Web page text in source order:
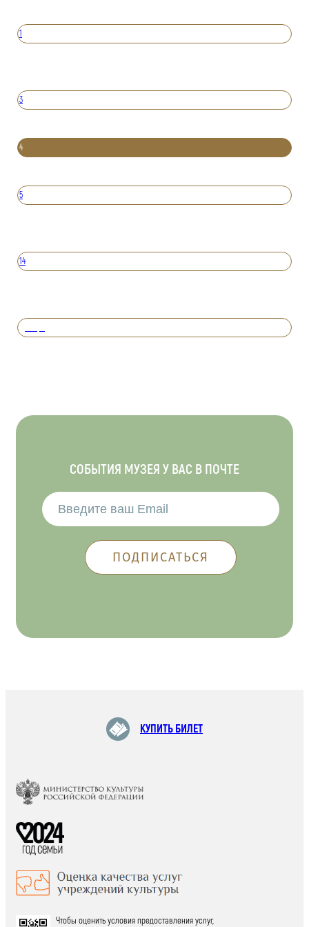
1
3
4
5
14
СОБЫТИЯ МУЗЕЯ У ВАС В ПОЧТЕ
КУПИТЬ БИЛЕТ
Чтобы оценить условия предоставления услуг,